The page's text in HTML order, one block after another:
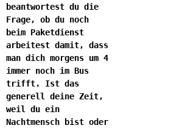
beantwortest du die
Frage, ob du noch
beim Paketdienst
arbeitest damit, dass
man dich morgens um 4
immer noch im Bus
trifft. Ist das
generell deine Zeit,
weil du ein
Nachtmensch bist oder